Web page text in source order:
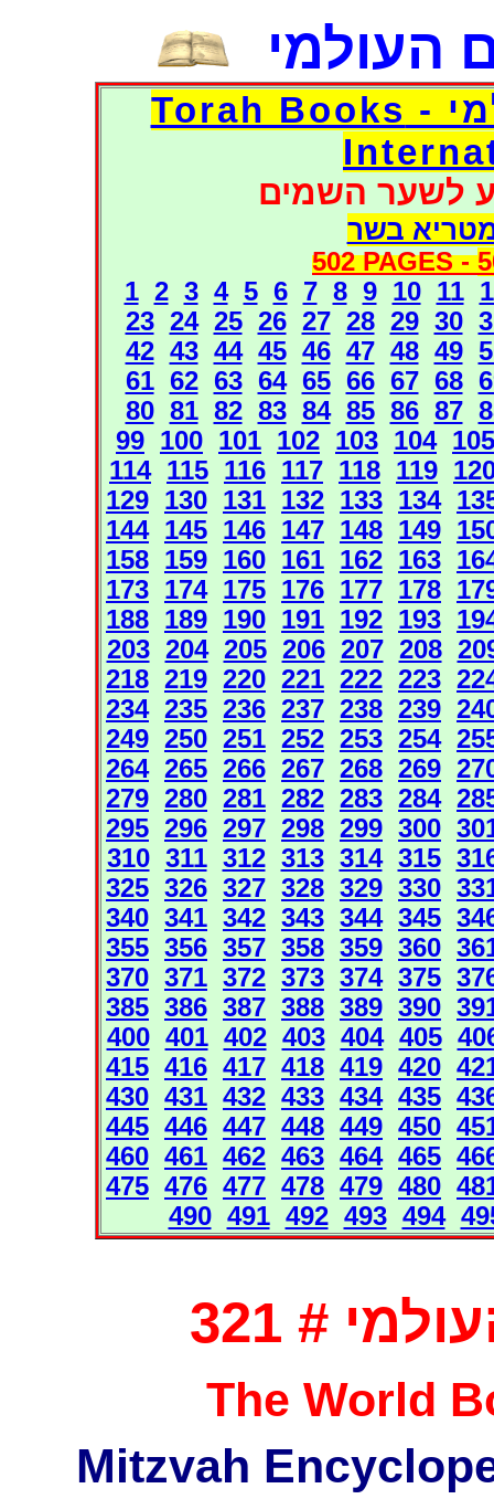
העולמי
דפי אוצר הספרים העולמי - Torah Books
לשער השמים
בשר
502 PAGES -
1 2 3 4 5 6 7 8 9 10 11
23 24 25 26 27 28 29 30
42 43 44 45 46 47 48 49
61 62 63 64 65 66 67 68
80 81 82 83 84 85 86 87
99 100 101 102 103 104 105
114 115 116 117 118 119
129 130 131 132 133 134
144 145 146 147 148 149
158 159 160 161 162 163
173 174 175 176 177 178
188 189 190 191 192 193
203 204 205 206 207 208
218 219 220 221 222 223
234 235 236 237 238 239
249 250 251 252 253 254
264 265 266 267 268 269
279 280 281 282 283 284
295 296 297 298 299 300
310 311 312 313 314 315
325 326 327 328 329 330
340 341 342 343 344 345
355 356 357 358 359 360
370 371 372 373 374 375
385 386 387 388 389 390
400 401 402 403 404 405
415 416 417 418 419 420
430 431 432 433 434 435
445 446 447 448 449 450
460 461 462 463 464 465
475 476 477 478 479 480
490 491 492 493 494
# 321
The World